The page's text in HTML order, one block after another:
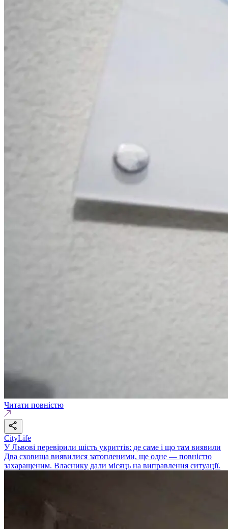
Читати повністю
CityLife
У Львові перевірили шість укриттів: де саме і що там виявили
Два сховища виявилися затопленими, ще одне — повністю
захаращеним. Власнику дали місяць на виправлення ситуації.